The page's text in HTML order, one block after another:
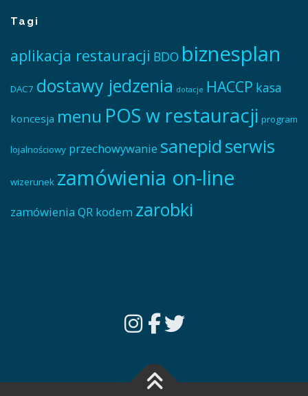
Tagi
aplikacja restauracji BDO biznesplan
DAC7 dostawy jedzenia dotacje HACCP kasa
koncesja menu POS w restauracji program
lojalnościowy przechowywanie sanepid serwis
wizerunek zamówienia on-line
zamówienia QR kodem zarobki